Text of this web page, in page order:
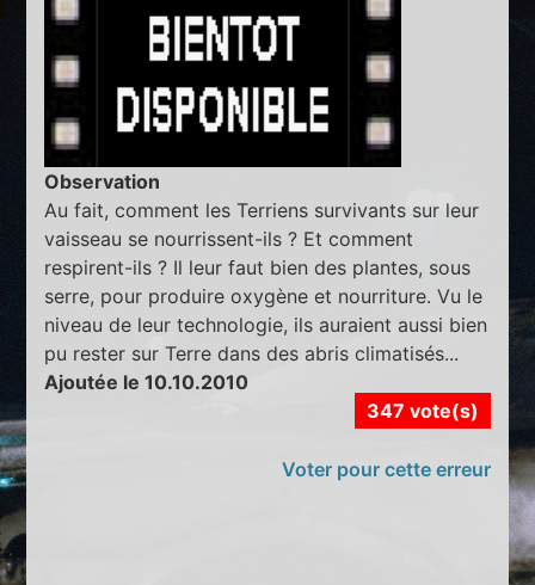
Observation
Au fait, comment les Terriens survivants sur leur
vaisseau se nourrissent-ils ? Et comment
respirent-ils ? Il leur faut bien des plantes, sous
serre, pour produire oxygène et nourriture. Vu le
niveau de leur technologie, ils auraient aussi bien
pu rester sur Terre dans des abris climatisés...
Ajoutée le 10.10.2010
347 vote(s)
Voter pour cette erreur